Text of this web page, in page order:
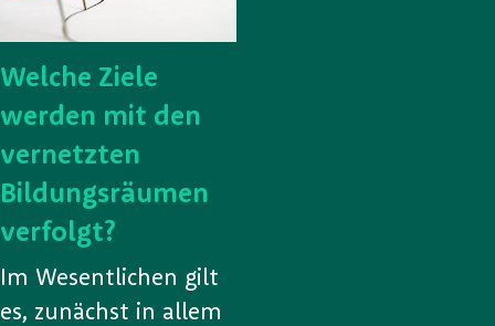
Welche Ziele
werden mit den
vernetzten
Bildungsräumen
verfolgt?
Im Wesentlichen gilt
es, zunächst in allem